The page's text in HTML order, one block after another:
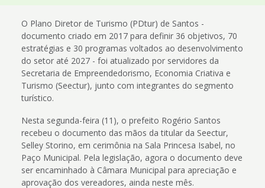
O Plano Diretor de Turismo (PDtur) de Santos -
documento criado em 2017 para definir 36 objetivos, 70
estratégias e 30 programas voltados ao desenvolvimento
do setor até 2027 - foi atualizado por servidores da
Secretaria de Empreendedorismo, Economia Criativa e
Turismo (Seectur), junto com integrantes do segmento
turístico.
Nesta segunda-feira (11), o prefeito Rogério Santos
recebeu o documento das mãos da titular da Seectur,
Selley Storino, em cerimônia na Sala Princesa Isabel, no
Paço Municipal. Pela legislação, agora o documento deve
ser encaminhado à Câmara Municipal para apreciação e
aprovação dos vereadores, ainda neste mês.